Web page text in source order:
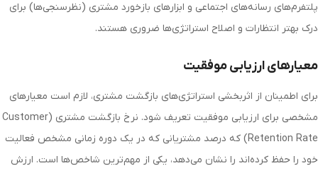
پلتفرم‌های رسانه‌های اجتماعی و ابزارهای بازخورد مشتری (نظرسنجی‌ها) برای
درک بهتر انتظارات و اصلاح استراتژی‌ها ضروری هستند.
معیارهای ارزیابی موفقیت
برای اطمینان از اثربخشی استراتژی‌های بازگشت مشتری، لازم است معیارهای
مشخصی برای ارزیابی موفقیت تعریف شود. نرخ بازگشت مشتری (Customer
Retention Rate) که درصد مشتریانی که در یک دوره زمانی مشخص فعالیت
خود را حفظ کرده‌اند را نشان می‌دهد، یکی از مهم‌ترین شاخص‌ها است. ارزش